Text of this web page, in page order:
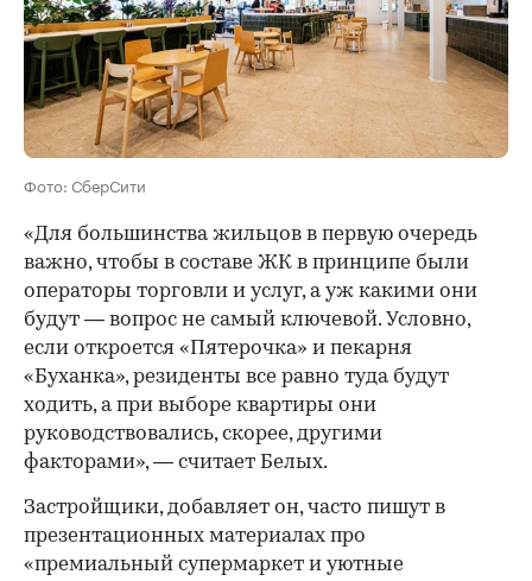
Фото: СберСити
«Для большинства жильцов в первую очередь
важно, чтобы в составе ЖК в принципе были
операторы торговли и услуг, а уж какими они
будут — вопрос не самый ключевой. Условно,
если откроется «Пятерочка» и пекарня
«Буханка», резиденты все равно туда будут
ходить, а при выборе квартиры они
руководствовались, скорее, другими
факторами», — считает Белых.
Застройщики, добавляет он, часто пишут в
презентационных материалах про
«премиальный супермаркет и уютные